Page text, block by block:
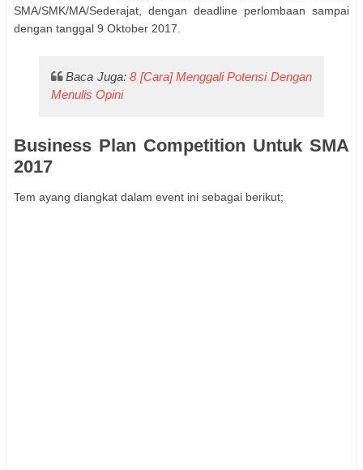
SMA/SMK/MA/Sederajat, dengan deadline perlombaan sampai
dengan tanggal 9 Oktober 2017.
Baca Juga:8 [Cara] Menggali Potensi Dengan
Menulis Opini
Business Plan Competition Untuk SMA
2017
Tem ayang diangkat dalam event ini sebagai berikut;